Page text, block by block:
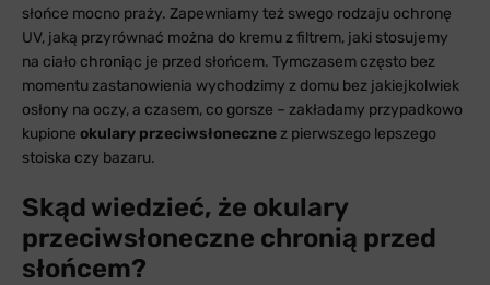
słońce mocno praży. Zapewniamy też swego rodzaju ochronę
UV, jaką przyrównać można do kremu z filtrem, jaki stosujemy
na ciało chroniąc je przed słońcem. Tymczasem często bez
momentu zastanowienia wychodzimy z domu bez jakiejkolwiek
osłony na oczy, a czasem, co gorsze – zakładamy przypadkowo
kupione okulary przeciwsłonecznez pierwszego lepszego
stoiska czy bazaru.
Skąd wiedzieć, że okulary
przeciwsłoneczne chronią przed
słońcem?